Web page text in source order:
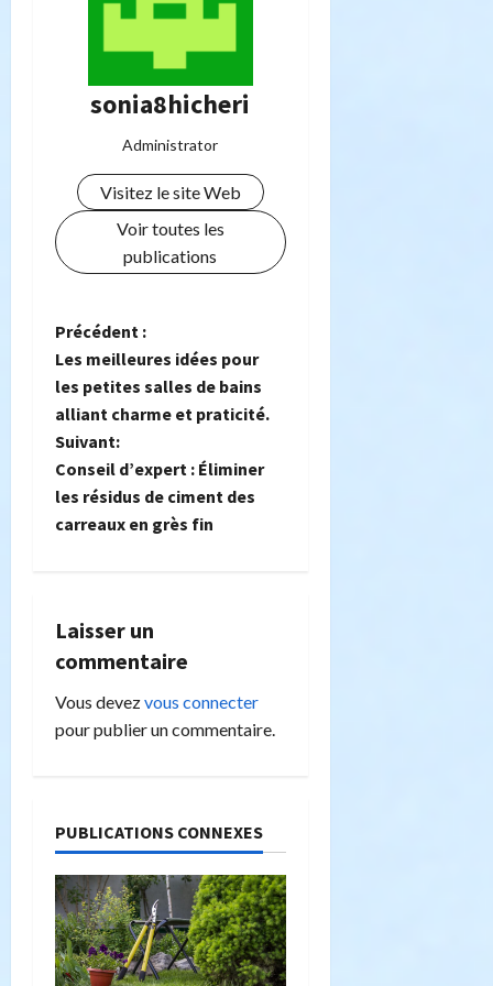
sonia8hicheri
Administrator
Visitez le site Web
Voir toutes les
publications
N
a
v
i
g
t
i
o
’
a
r
Précédent :
Les meilleures idées pour
les petites salles de bains
alliant charme et praticité.
Suivant:
Conseil d’expert : Éliminer
les résidus de ciment des
carreaux en grès fin
Laisser un
commentaire
Vous devezvous connecter
pour publier un commentaire.
PUBLICATIONS CONNEXES